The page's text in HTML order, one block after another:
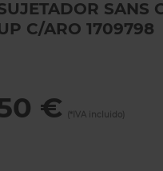
SANS
C/ARO 1709798
€